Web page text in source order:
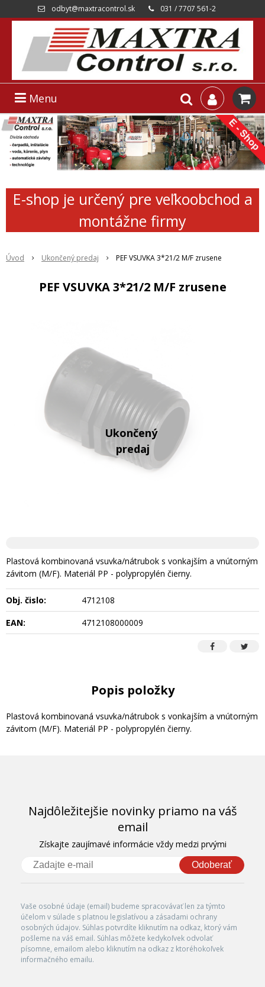
odbyt@maxtracontrol.sk 031 / 7707 561-2
Menu
E-shop je určený pre veľkoobchod a
montážne firmy
Úvod Ukončený predaj PEF VSUVKA 3*21/2 M/F zrusene
PEF VSUVKA 3*21/2 M/F zrusene
Plastová kombinovaná vsuvka/nátrubok s vonkajším a vnútorným
závitom (M/F). Materiál PP - polypropylén čierny.
Obj. čislo:
4712108
EAN:
4712108000009
Popis položky
Plastová kombinovaná vsuvka/nátrubok s vonkajším a vnútorným
závitom (M/F). Materiál PP - polypropylén čierny.
Najdôležitejšie novinky priamo na váš
email
Získajte zaujímavé informácie vždy medzi prvými
Odoberať
Vaše osobné údaje (email) budeme spracovávať len za týmto
účelom v súlade s platnou legislatívou a zásadami ochrany
osobných údajov. Súhlas potvrdíte kliknutím na odkaz, ktorý vám
pošleme na váš email. Súhlas môžete kedykoľvek odvolať
písomne, emailom alebo kliknutím na odkaz z ktoréhokoľvek
informačného emailu.